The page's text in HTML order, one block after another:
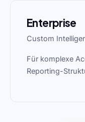
Enterprise
Custom
Für komplexe
Reporting-